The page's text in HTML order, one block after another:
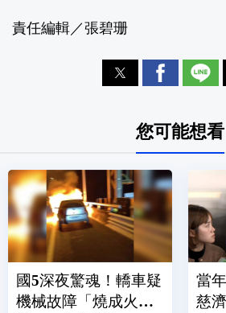
責任編輯／張碧珊
您可能想看
國5深夜驚魂！轎車疑
機械故障「燒成火
當
慈